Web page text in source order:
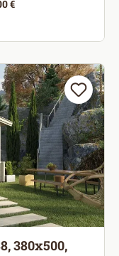
€
380x500,